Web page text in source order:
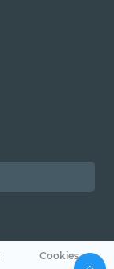
Cookies